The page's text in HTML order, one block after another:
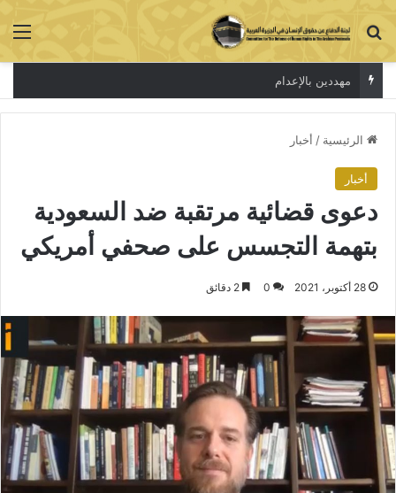
بحث عن
مهددين بالإعدام
الرئيسية / أخبار
أخبار
دعوى قضائية مرتقبة ضد السعودية
بتهمة التجسس على صحفي أمريكي
28 أكتوبر، 2021 0